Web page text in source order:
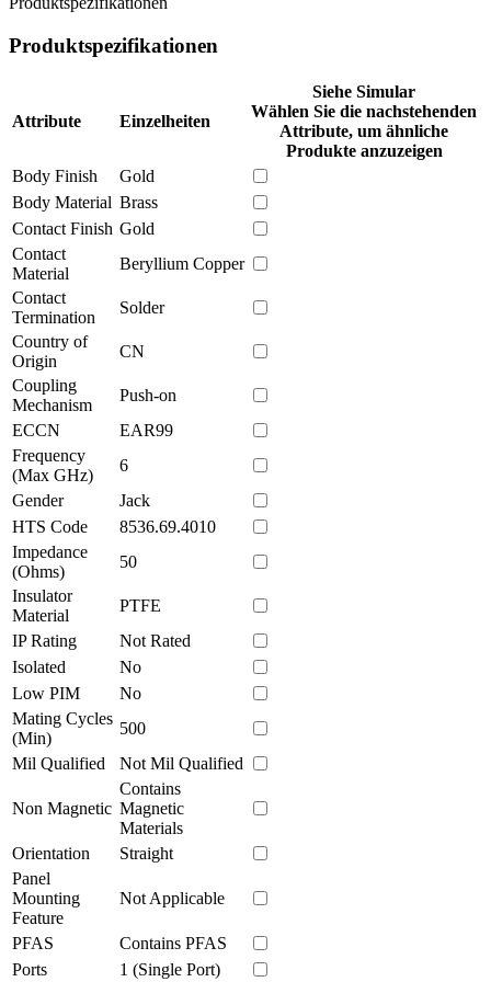
Produktspezifikationen
Attribute Einzelheiten
Siehe Simular
Wählen Sie die nachstehenden
Attribute, um ähnliche
Produkte anzuzeigen
Body Finish
Gold
Body Material Brass
Contact Finish Gold
Contact
Material
Beryllium Copper
Contact
Termination
Solder
Country of
Origin
CN
Coupling
Mechanism
Push-on
ECCN
EAR99
Frequency
(Max GHz)
6
Gender
Jack
HTS Code
8536.69.4010
Impedance
(Ohms)
50
Insulator
Material
PTFE
IP Rating
Not Rated
Isolated
No
Low PIM
No
Mating Cycles
(Min)
500
Mil Qualified
Not Mil Qualified
Non Magnetic
Contains
Magnetic
Materials
Orientation
Straight
Panel
Mounting
Feature
Not Applicable
PFAS
Contains PFAS
Ports
1 (Single Port)